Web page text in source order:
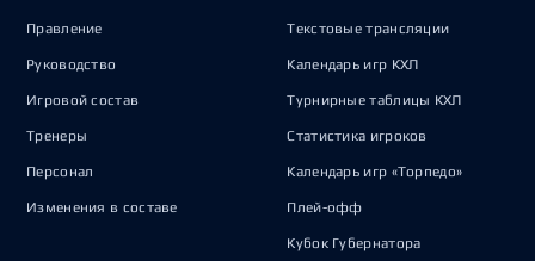
Правление
Руководство
Игровой состав
Тренеры
Персонал
Изменения в составе
Текстовые трансляции
Календарь игр КХЛ
Турнирные таблицы КХЛ
Статистика игроков
Календарь игр «Торпедо»
Плей-офф
Кубок Губернатора